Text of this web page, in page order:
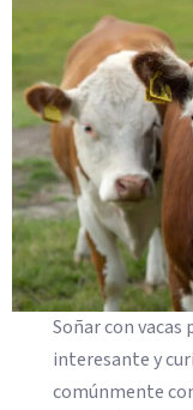
Soñar con vacas
interesante y
comúnmente